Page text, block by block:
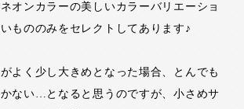
オンカラーの美しいカラーバリエーショ
もののみをセレクトしてあります♪
よく少し大きめとなった場合、とんでも
ない…となると思うのですが、小さめサ